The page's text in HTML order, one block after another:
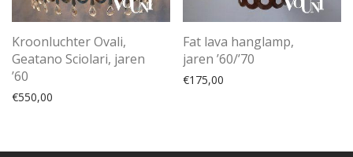
Kroonluchter Ovali,
Geatano Sciolari, jaren
’60
€550,00
Fat lava hanglamp,
jaren ’60/’70
€175,00